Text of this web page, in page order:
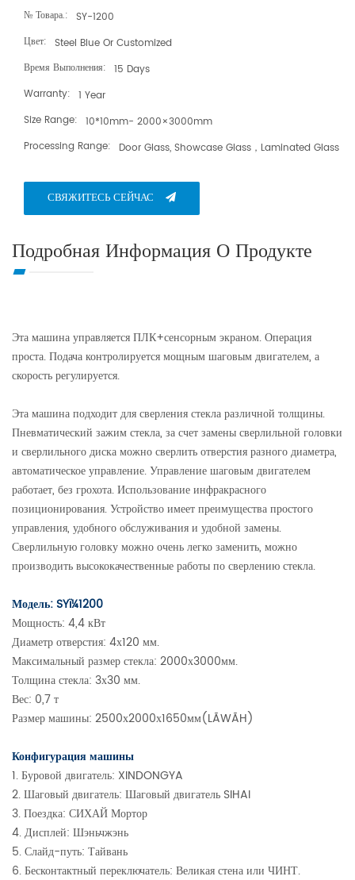
№ Товара.: SY-1200
Цвет: Steel Blue Or Customized
Время Выполнения: 15 Days
Warranty: 1 Year
Size Range: 10*10mm- 2000×3000mm
Processing Range:
Door Glass, Showcase Glass，laminated Glass
СВЯЖИТЕСЬ СЕЙЧАС
Подробная Информация О Продукте
Эта машина управляется ПЛК+сенсорным экраном. Операция
проста. Подача контролируется мощным шаговым двигателем, а
скорость регулируется.
Эта машина подходит для сверления стекла различной толщины.
Пневматический зажим стекла, за счет замены сверлильной головки
и сверлильного диска можно сверлить отверстия разного диаметра,
автоматическое управление. Управление шаговым двигателем
работает, без грохота. Использование инфракрасного
позиционирования. Устройство имеет преимущества простого
управления, удобного обслуживания и удобной замены.
Сверлильную головку можно очень легко заменить, можно
производить высококачественные работы по сверлению стекла.
Модель: SYï¼1200
Мощность: 4,4 кВт
Диаметр отверстия: 4х120 мм.
Максимальный размер стекла: 2000х3000мм.
Толщина стекла: 3х30 мм.
Вес: 0,7 т
Размер машины: 2500х2000х1650мм(LÃWÃH)
Конфигурация машины
1. Буровой двигатель: XINDONGYA
2. Шаговый двигатель: Шаговый двигатель SIHAI
3. Поездка: СИХАЙ Мортор
4. Дисплей: Шэньчжэнь
5. Слайд-путь: Тайвань
6. Бесконтактный переключатель: Великая стена или ЧИНТ.